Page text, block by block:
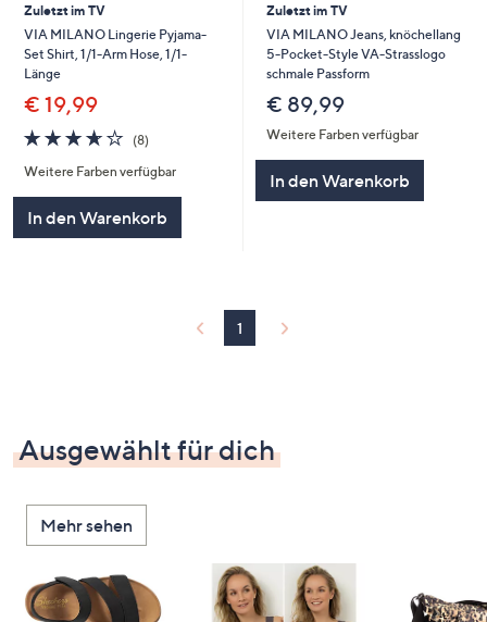
Zuletzt im TV
VIA MILANO Lingerie Pyjama-
Set Shirt, 1/1-Arm Hose, 1/1-
Länge
€ 19,99
3.6
von
5
(8)
Weitere Farben verfügbar
In den Warenkorb
Zuletzt im TV
VIA MILANO Jeans, knöchellang
5-Pocket-Style VA-Strasslogo
schmale Passform
€ 89,99
Weitere Farben verfügbar
In den Warenkorb
1
Ausgewählt für dich
Mehr sehen